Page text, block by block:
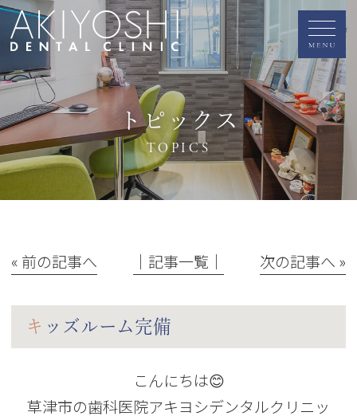
トピックス
TOPICS
« 前の記事へ │記事一覧│ 次の記事へ »
キッズルーム完備
こんにちは😊
草津市の歯科医院アキヨシデンタルクリニッ